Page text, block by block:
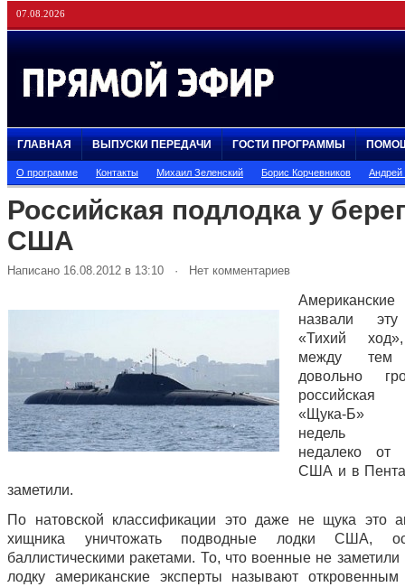
07.08.2026
ГЛАВНАЯ ВЫПУСКИ ПЕРЕДАЧИ ГОСТИ ПРОГРАММЫ
О программе Контакты Михаил Зеленский Борис Корчевников
Российская подлодка у
США
Написано 16.08.2012 в 13:10 · Нет комментариев
назвали
«Тихий
между тем
довольно
российская
«Щука-Б»
недель
недалеко от
США и в
заметили.
По натовской классификации это даже не щука это
хищника уничтожать подводные лодки США,
баллистическими ракетами. То, что военные не
лодку американские эксперты называют